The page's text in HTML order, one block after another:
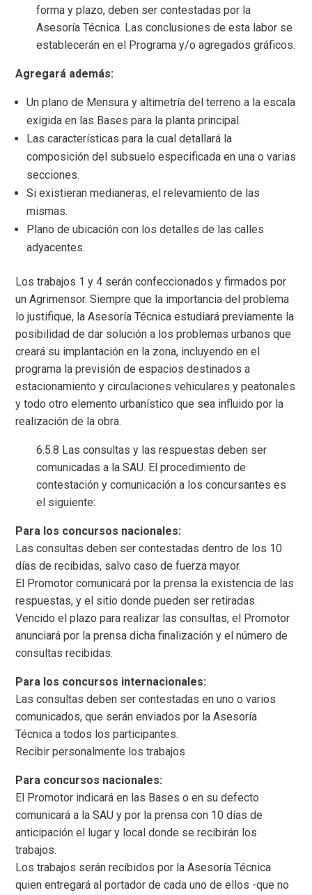
forma y plazo, deben ser contestadas por la
Asesoría Técnica. Las conclusiones de esta labor se
establecerán en el Programa y/o agregados gráficos.
Agregará además:
Un plano de Mensura y altimetría del terreno a la escala
exigida en las Bases para la planta principal.
Las características para la cual detallará la
composición del subsuelo especificada en una o varias
secciones.
Si existieran medianeras, el relevamiento de las
mismas.
Plano de ubicación con los detalles de las calles
adyacentes.
Los trabajos 1 y 4 serán confeccionados y firmados por
un Agrimensor. Siempre que la importancia del problema
lo justifique, la Asesoría Técnica estudiará previamente la
posibilidad de dar solución a los problemas urbanos que
creará su implantación en la zona, incluyendo en el
programa la previsión de espacios destinados a
estacionamiento y circulaciones vehiculares y peatonales
y todo otro elemento urbanístico que sea influido por la
realización de la obra.
6.5.8 Las consultas y las respuestas deben ser
comunicadas a la SAU. El procedimiento de
contestación y comunicación a los concursantes es
el siguiente:
Para los concursos nacionales:
Las consultas deben ser contestadas dentro de los 10
días de recibidas, salvo caso de fuerza mayor.
El Promotor comunicará por la prensa la existencia de las
respuestas, y el sitio donde pueden ser retiradas.
Vencido el plazo para realizar las consultas, el Promotor
anunciará por la prensa dicha finalización y el número de
consultas recibidas.
Para los concursos internacionales:
Las consultas deben ser contestadas en uno o varios
comunicados, que serán enviados por la Asesoría
Técnica a todos los participantes.
Recibir personalmente los trabajos
Para concursos nacionales:
El Promotor indicará en las Bases o en su defecto
comunicará a la SAU y por la prensa con 10 días de
anticipación el lugar y local donde se recibirán los
trabajos.
Los trabajos serán recibidos por la Asesoría Técnica
quien entregará al portador de cada uno de ellos -que no